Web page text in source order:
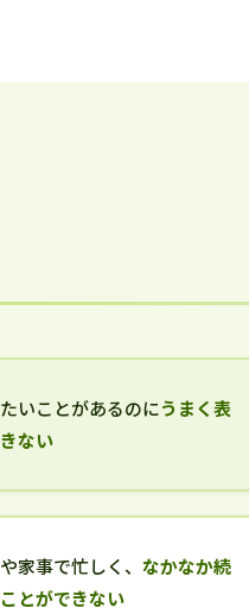
いことがあるのにうまく表
ない
家事で忙しく、なかなか続
とができない